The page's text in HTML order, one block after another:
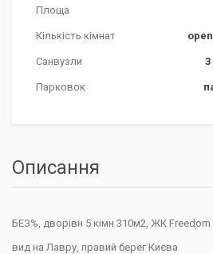
Площа
Кількість кімнат
Санвузли 3
Парковок
Описання
БЕЗ%, дворівн 5 кімн 310м2, ЖК Freedom
вид на Лавру, правий берег Києва